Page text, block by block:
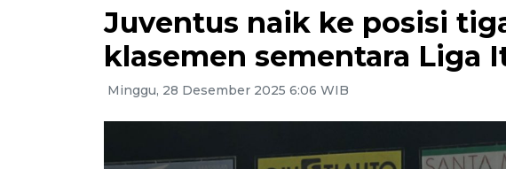
Juventus naik ke posisi
klasemen sementara Liga
Minggu, 28 Desember 2025 6:06 WIB